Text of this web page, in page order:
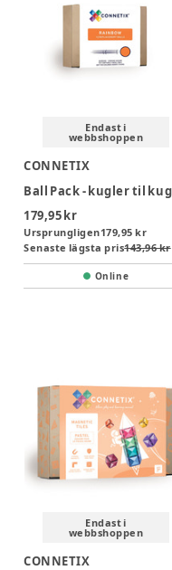
Endast i
webbshoppen
CONNETIX
179,95 kr
Ursprungligen179,95 kr
Senaste lägsta pris143,96 kr
Online
Endast i
webbshoppen
CONNETIX